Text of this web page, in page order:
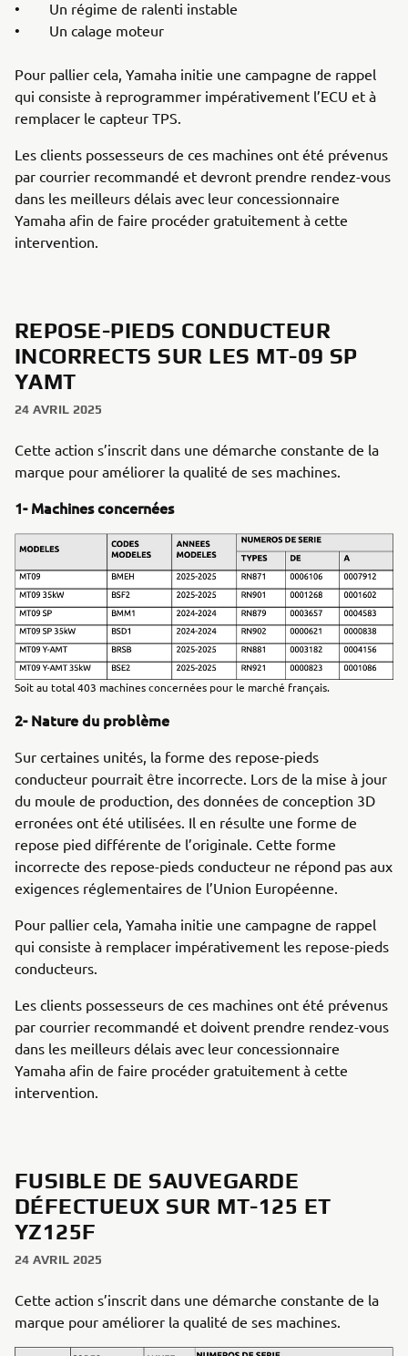
• Un régime de ralenti instable
• Un calage moteur
Pour pallier cela, Yamaha initie une campagne de rappel
qui consiste à reprogrammer impérativement l’ECU et à
remplacer le capteur TPS.
Les clients possesseurs de ces machines ont été prévenus
par courrier recommandé et devront prendre rendez-vous
dans les meilleurs délais avec leur concessionnaire
Yamaha afin de faire procéder gratuitement à cette
intervention.
REPOSE-PIEDS CONDUCTEUR
INCORRECTS SUR LES MT-09 SP
YAMT
24 AVRIL 2025
Cette action s’inscrit dans une démarche constante de la
marque pour améliorer la qualité de ses machines.
1- Machines concernées
Soit au total 403 machines concernées pour le marché français.
2- Nature du problème
Sur certaines unités, la forme des repose-pieds
conducteur pourrait être incorrecte. Lors de la mise à jour
du moule de production, des données de conception 3D
erronées ont été utilisées. Il en résulte une forme de
repose pied différente de l’originale. Cette forme
incorrecte des repose-pieds conducteur ne répond pas aux
exigences réglementaires de l’Union Européenne.
Pour pallier cela, Yamaha initie une campagne de rappel
qui consiste à remplacer impérativement les repose-pieds
conducteurs.
Les clients possesseurs de ces machines ont été prévenus
par courrier recommandé et doivent prendre rendez-vous
dans les meilleurs délais avec leur concessionnaire
Yamaha afin de faire procéder gratuitement à cette
intervention.
FUSIBLE DE SAUVEGARDE
DÉFECTUEUX SUR MT-125 ET
YZ125F
24 AVRIL 2025
Cette action s’inscrit dans une démarche constante de la
marque pour améliorer la qualité de ses machines.